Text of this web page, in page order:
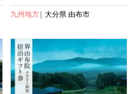
九州地方 大分県 由布市